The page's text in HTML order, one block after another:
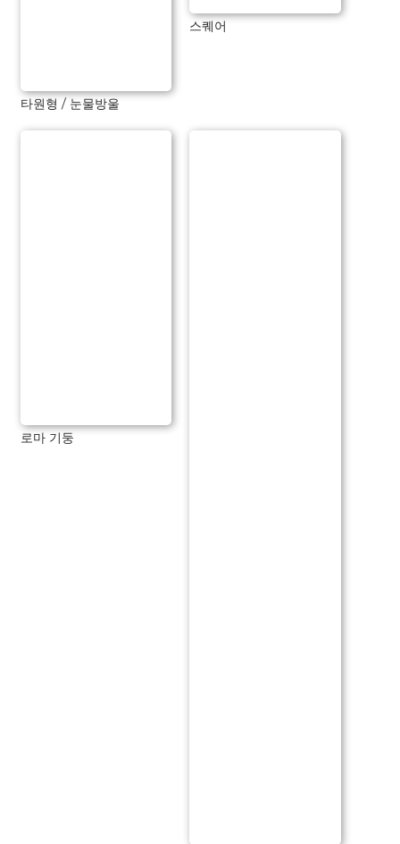
타원형 / 눈물방울
스퀘어
로마 기둥